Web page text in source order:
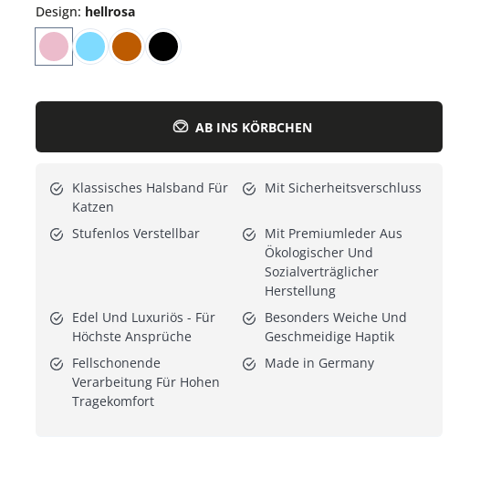
Alle Katzenmöbel
Alle Serien
Design: hellrosa
AB INS KÖRBCHEN
Klassisches Halsband Für
Katzen
Mit Sicherheitsverschluss
Stufenlos Verstellbar
Mit Premiumleder Aus
Ökologischer Und
Sozialverträglicher
Herstellung
Edel Und Luxuriös - Für
Höchste Ansprüche
Besonders Weiche Und
Geschmeidige Haptik
Fellschonende
Verarbeitung Für Hohen
Tragekomfort
Made in Germany